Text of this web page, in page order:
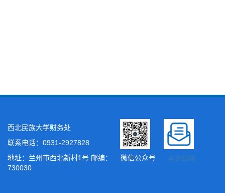
西北民族大学财务处
联系电话：0931-2927828
地址：兰州市西北新村1号 邮编：
730030
微信公众号 咨询邮箱